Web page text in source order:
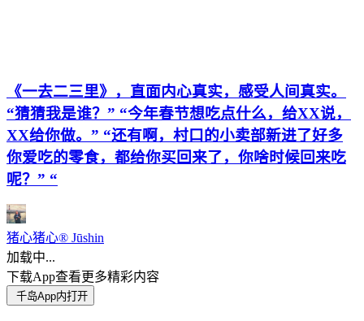
《一去二三里》，直面内心真实，感受人间真实。
“猜猜我是谁？” “今年春节想吃点什么，给XX说，
XX给你做。” “还有啊，村口的小卖部新进了好多
你爱吃的零食，都给你买回来了，你啥时候回来吃
呢？” “
猪心猪心® Jūshin
加载中...
下载App查看更多精彩内容
千岛App内打开